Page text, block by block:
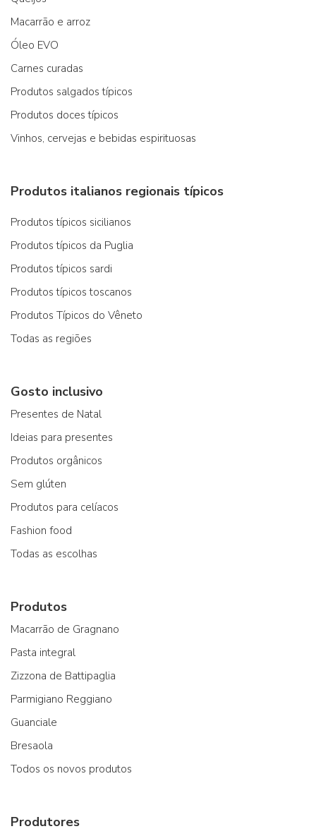
Macarrão e arroz
Óleo EVO
Carnes curadas
Produtos salgados típicos
Produtos doces típicos
Vinhos, cervejas e bebidas espirituosas
Produtos italianos regionais típicos
Produtos típicos sicilianos
Produtos típicos da Puglia
Produtos típicos sardi
Produtos típicos toscanos
Produtos Típicos do Vêneto
Todas as regiões
Gosto inclusivo
Presentes de Natal
Ideias para presentes
Produtos orgânicos
Sem glúten
Produtos para celíacos
Fashion food
Todas as escolhas
Produtos
Macarrão de Gragnano
Pasta integral
Zizzona de Battipaglia
Parmigiano Reggiano
Guanciale
Bresaola
Todos os novos produtos
Produtores